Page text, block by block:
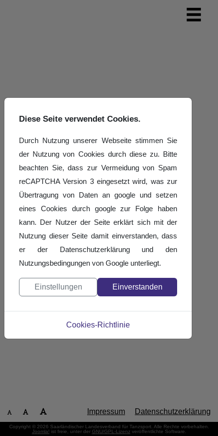
Diese Seite verwendet Cookies.
Durch Nutzung unserer Webseite stimmen Sie
der Nutzung von Cookies durch diese zu. Bitte
beachten Sie, dass zur Vermeidung von Spam
reCAPTCHA Version 3 eingesetzt wird, was zur
Übertragung von Daten an google und setzen
eines Cookies durch google zur Folge haben
kann. Der Nutzer der Seite erklärt sich mit der
Nutzung dieser Seite damit einverstanden, dass
er der Datenschutzerklärung und den
Nutzungsbedingungen von Google unterliegt.
Einstellungen Einverstanden
Cookies-Richtlinie
Impressum Datenschutzerklärung
Copyright © 2026 Saarländischer Landesverband für Tanzsport. Alle Rechte vorbehalten.
Joomla! ist freie, unter der GNU/GPL-Lizenz veröffentlichte Software.